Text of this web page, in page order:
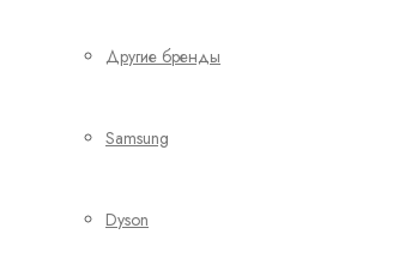
Другие бренды
Samsung
Dyson